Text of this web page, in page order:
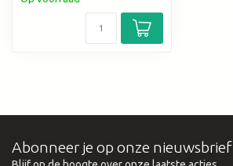
Abonneer je op onze nieuwsbrief